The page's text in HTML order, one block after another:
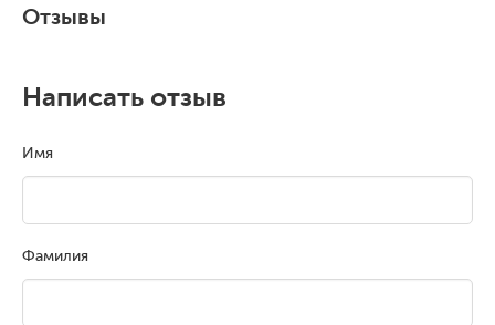
Отзывы
Написать отзыв
Имя
Фамилия